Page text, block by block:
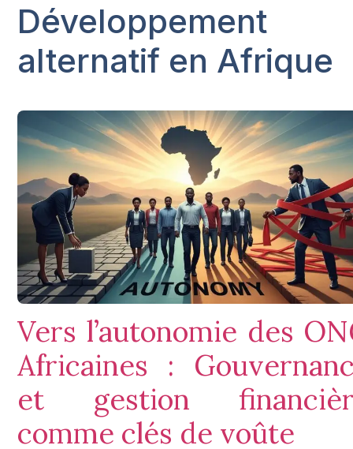
Développement
alternatif en Afrique
Vers l’autonomie des
Africaines :
et gestion
comme clés de voûte